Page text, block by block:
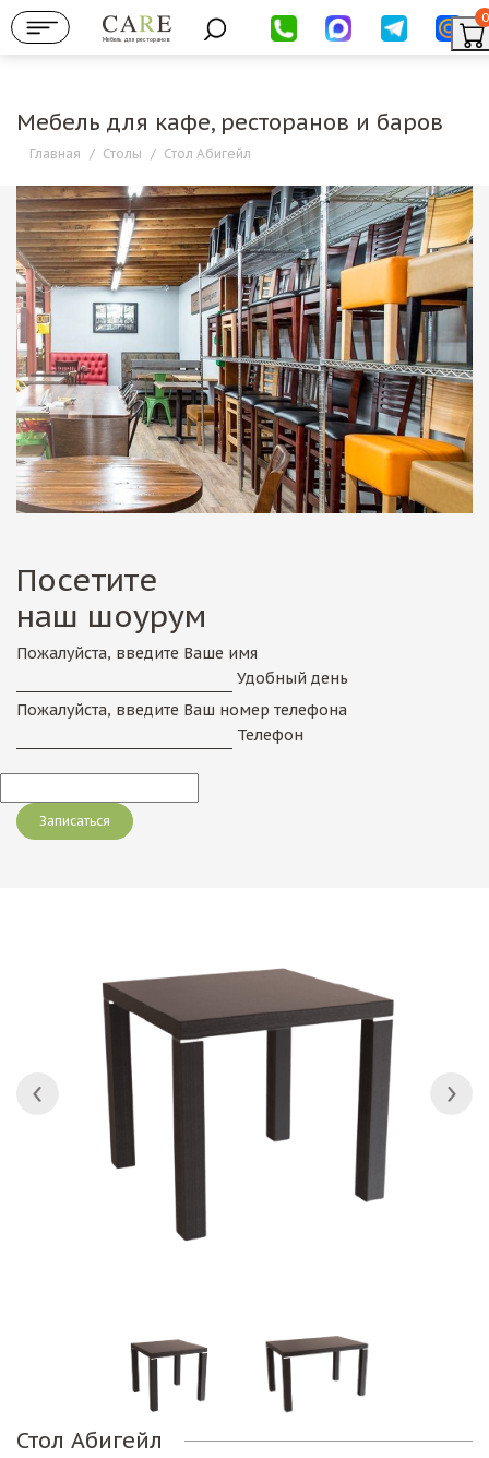
Мебель для ресторанов
0
Мебель для кафе, ресторанов и баров
Главная / Столы / Стол Абигейл
Посетите
наш шоурум
Пожалуйста, введите Ваше имя
Удобный день
Пожалуйста, введите Ваш номер телефона
Телефон
Стол Абигейл